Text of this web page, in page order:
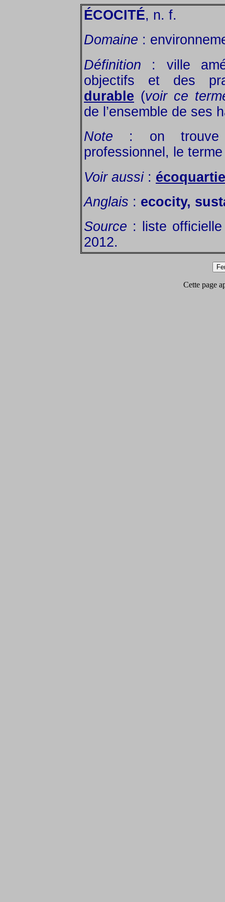
ÉCOCITÉ, n. f.
Domaine :
Définition : ville
objectifs et des
durable (voir ce
de l’ensemble de ses
Note : on trouve
professionnel, le
Voir aussi:
Anglais : ecocity,
Source : liste
2012.
Cette page